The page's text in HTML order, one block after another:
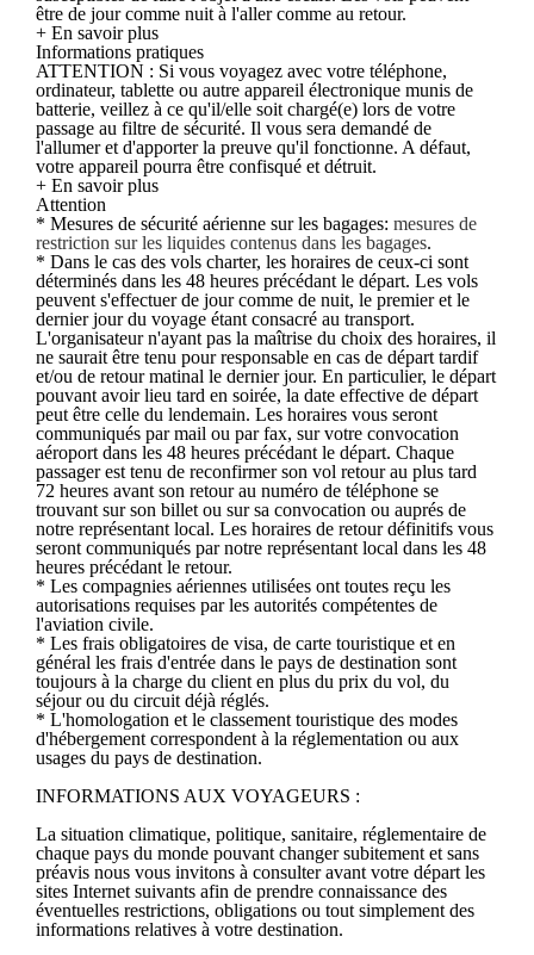
être de jour comme nuit à l'aller comme au retour.
+ En savoir plus
Informations pratiques
ATTENTION : Si vous voyagez avec votre téléphone,
ordinateur, tablette ou autre appareil électronique munis de
batterie, veillez à ce qu'il/elle soit chargé(e) lors de votre
passage au filtre de sécurité. Il vous sera demandé de
l'allumer et d'apporter la preuve qu'il fonctionne. A défaut,
votre appareil pourra être confisqué et détruit.
+ En savoir plus
Attention
* Mesures de sécurité aérienne sur les bagages: mesures de
restriction sur les liquides contenus dans les bagages.
* Dans le cas des vols charter, les horaires de ceux-ci sont
déterminés dans les 48 heures précédant le départ. Les vols
peuvent s'effectuer de jour comme de nuit, le premier et le
dernier jour du voyage étant consacré au transport.
L'organisateur n'ayant pas la maîtrise du choix des horaires, il
ne saurait être tenu pour responsable en cas de départ tardif
et/ou de retour matinal le dernier jour. En particulier, le départ
pouvant avoir lieu tard en soirée, la date effective de départ
peut être celle du lendemain. Les horaires vous seront
communiqués par mail ou par fax, sur votre convocation
aéroport dans les 48 heures précédant le départ. Chaque
passager est tenu de reconfirmer son vol retour au plus tard
72 heures avant son retour au numéro de téléphone se
trouvant sur son billet ou sur sa convocation ou auprés de
notre représentant local. Les horaires de retour définitifs vous
seront communiqués par notre représentant local dans les 48
heures précédant le retour.
* Les compagnies aériennes utilisées ont toutes reçu les
autorisations requises par les autorités compétentes de
l'aviation civile.
* Les frais obligatoires de visa, de carte touristique et en
général les frais d'entrée dans le pays de destination sont
toujours à la charge du client en plus du prix du vol, du
séjour ou du circuit déjà réglés.
* L'homologation et le classement touristique des modes
d'hébergement correspondent à la réglementation ou aux
usages du pays de destination.
INFORMATIONS AUX VOYAGEURS :
La situation climatique, politique, sanitaire, réglementaire de
chaque pays du monde pouvant changer subitement et sans
préavis nous vous invitons à consulter avant votre départ les
sites Internet suivants afin de prendre connaissance des
éventuelles restrictions, obligations ou tout simplement des
informations relatives à votre destination.